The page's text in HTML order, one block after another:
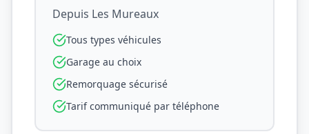
Depuis Les Mureaux
Tous types véhicules
Garage au choix
Remorquage sécurisé
Tarif communiqué par téléphone